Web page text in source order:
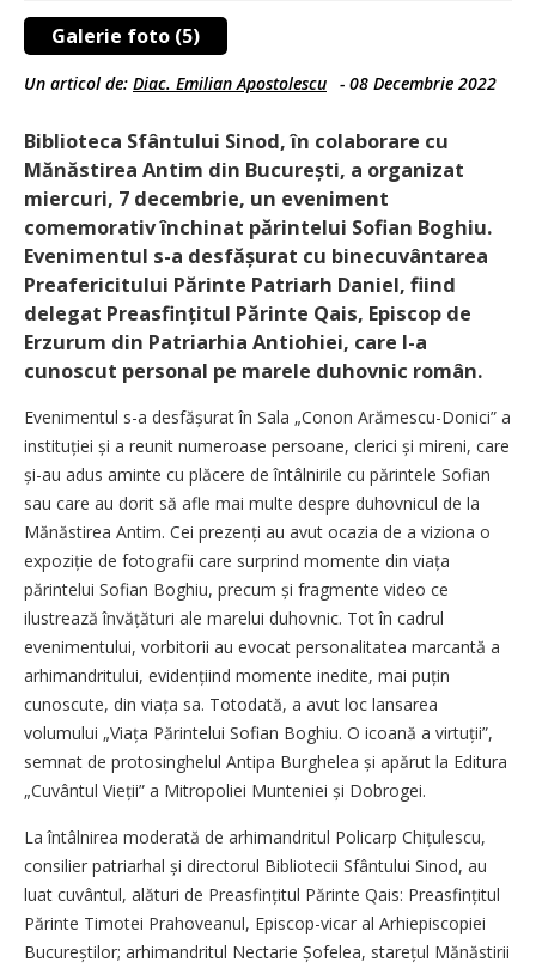
Galerie foto (5)
Un articol de: Diac. Emilian Apostolescu - 08 Decembrie 2022
Biblioteca Sfântului Sinod, în colaborare cu
Mănăstirea Antim din București, a organizat
miercuri, 7 decembrie, un eveniment
comemorativ închinat părintelui Sofian Boghiu.
Evenimentul s-a desfășurat cu binecuvântarea
Preafericitului Părinte Patriarh Daniel, fiind
delegat Preasfințitul Părinte Qais, Episcop de
Erzurum din Patriarhia Antiohiei, care l-a
cunoscut personal pe marele duhovnic român.
Evenimentul s-a desfășurat în Sala „Conon Arămescu-Donici” a
instituției și a reunit numeroase persoane, clerici și mireni, care
și-au adus aminte cu plăcere de întâlnirile cu părintele Sofian
sau care au dorit să afle mai multe despre duhovnicul de la
Mănăstirea Antim. Cei prezenți au avut ocazia de a viziona o
expoziție de fotografii care surprind momente din viața
părintelui Sofian Boghiu, precum și fragmente video ce
ilustrează învățături ale marelui duhovnic. Tot în cadrul
evenimentului, vorbitorii au evocat personalitatea marcantă a
arhimandritului, evidențiind momente inedite, mai puțin
cunoscute, din viața sa. Totodată, a avut loc lansarea
volumului „Viața Părintelui Sofian Boghiu. O icoană a virtuții”,
semnat de protosinghelul Antipa Burghelea și apărut la Editura
„Cuvântul Vieții” a Mitropoliei Munteniei și Dobrogei.
La întâlnirea moderată de arhimandritul Policarp Chițulescu,
consilier patriarhal și directorul Bibliotecii Sfântului Sinod, au
luat cuvântul, alături de Preasfințitul Părinte Qais: Preasfințitul
Părinte Timotei Prahoveanul, Episcop-vicar al Arhiepiscopiei
Bucureștilor; arhimandritul Nectarie Șofelea, starețul Mănăstirii